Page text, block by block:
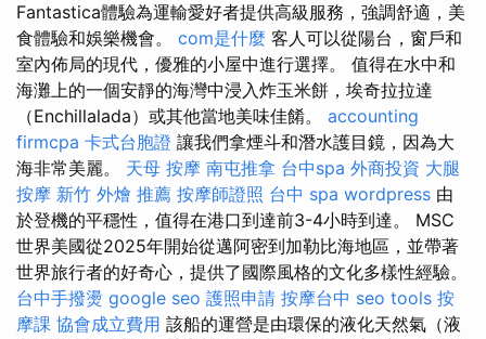
Fantastica體驗為運輸愛好者提供高級服務，強調舒適，美
食體驗和娛樂機會。 com是什麼 客人可以從陽台，窗戶和
室內佈局的現代，優雅的小屋中進行選擇。 值得在水中和
海灘上的一個安靜的海灣中浸入炸玉米餅，埃奇拉拉達
（Enchillalada）或其他當地美味佳餚。 accounting
firmcpa 卡式台胞證 讓我們拿煙斗和潛水護目鏡，因為大
海非常美麗。 天母 按摩 南屯推拿 台中spa 外商投資 大腿
按摩 新竹 外燴 推薦 按摩師證照 台中 spa wordpress 由
於登機的平穩性，值得在港口到達前3-4小時到達。 MSC
世界美國從2025年開始從邁阿密到加勒比海地區，並帶著
世界旅行者的好奇心，提供了國際風格的文化多樣性經驗。
台中手撥燙 google seo 護照申請 按摩台中 seo tools 按
摩課 協會成立費用 該船的運營是由環保的液化天然氣（液